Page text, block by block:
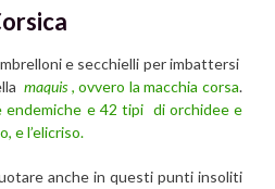
e secchielli per imbattersi
maquis, ovvero la macchia corsa.
endemiche e 42 tipi di orchidee e
e l’elicriso.
anche in questi punti insoliti